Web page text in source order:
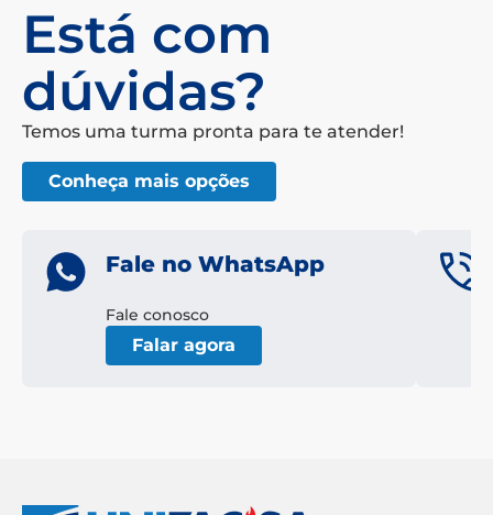
Está com
dúvidas?
Temos uma turma pronta para te atender!
Conheça mais opções
Fale no WhatsApp
Fale conosco
Falar agora